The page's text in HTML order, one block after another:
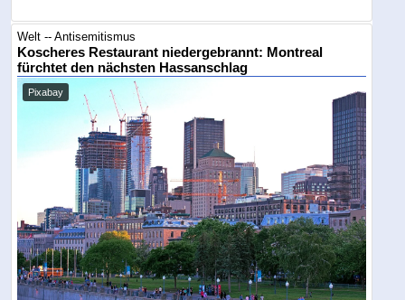
Welt -- Antisemitismus
Koscheres Restaurant niedergebrannt: Montreal
fürchtet den nächsten Hassanschlag
Pixabay